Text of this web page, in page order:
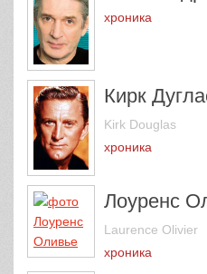
хроника
Кирк
Kirk Douglas
хроника
Лоуренс
Laurence Olivier
хроника